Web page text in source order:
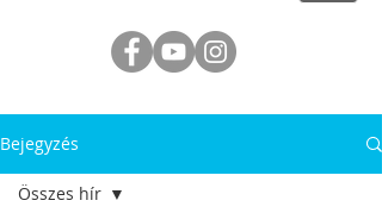
Bejegyzés
Összes hír